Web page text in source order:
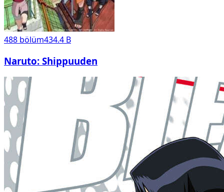
488 bölüm434.4 B
Naruto: Shippuuden